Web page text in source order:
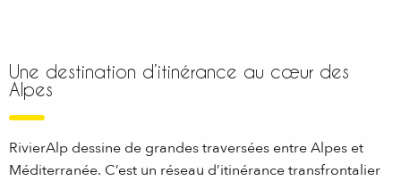
Une destination d’itinérance au cœur des
Alpes
RivierAlp dessine de grandes traversées entre Alpes et
Méditerranée. C’est un réseau d’itinérance transfrontalier